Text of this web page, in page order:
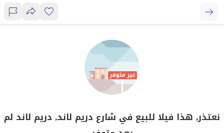
نعتذر, هذا فيلا للبيع في شارع دريم لاند, دريم لاند لم